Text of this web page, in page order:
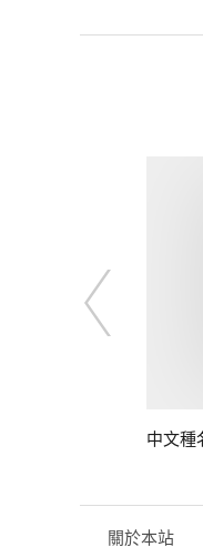
中文種
關於本站